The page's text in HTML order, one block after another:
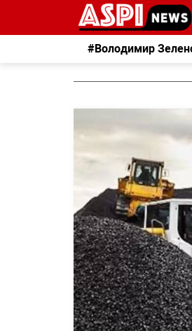
#Володимир